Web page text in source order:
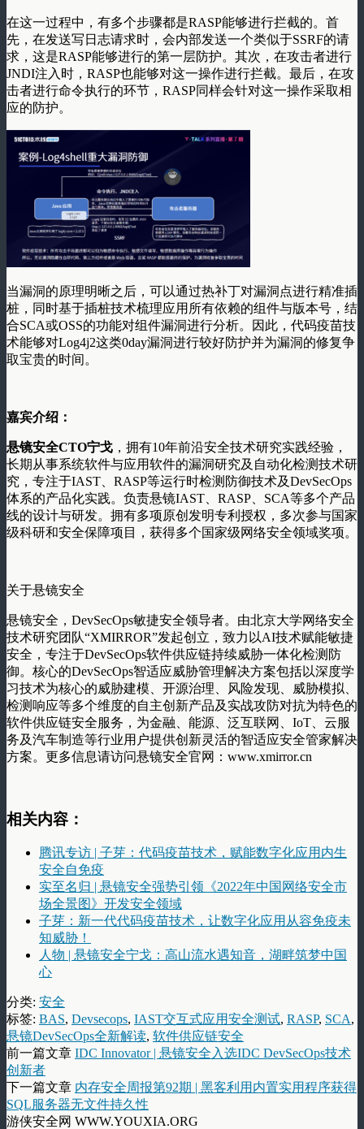
在这一过程中，有多个步骤都是RASP能够进行拦截的。首
先，在发送写日志请求时，会内部发送一个类似于SSRF的请
求，这是RASP能够进行的第一层防护。其次，在攻击者进行
JNDI注入时，RASP也能够对这一操作进行拦截。最后，在攻
击者进行命令执行的环节，RASP同样会针对这一操作采取相
应的防护。
当漏洞的原理明晰之后，可以通过热补丁对漏洞点进行精准插
桩，同时基于插桩技术梳理应用所有依赖的组件与版本号，结
合SCA或OSS的功能对组件漏洞进行分析。因此，代码疫苗技
术能够对Log4j2这类0day漏洞进行较好防护并为漏洞的修复争
取宝贵的时间。
嘉宾介绍：
悬镜安全CTO宁戈 ，拥有10年前沿安全技术研究实践经验，
长期从事系统软件与应用软件的漏洞研究及自动化检测技术研
究，专注于IAST、RASP等运行时检测防御技术及DevSecOps
体系的产品化实践。负责悬镜IAST、RASP、SCA等多个产品
线的设计与研发。拥有多项原创发明专利授权，多次参与国家
级科研和安全保障项目，获得多个国家级网络安全领域奖项。
关于悬镜安全
悬镜安全，DevSecOps敏捷安全领导者。由北京大学网络安全
技术研究团队“XMIRROR”发起创立，致力以AI技术赋能敏捷
安全，专注于DevSecOps软件供应链持续威胁一体化检测防
御。核心的DevSecOps智适应威胁管理解决方案包括以深度学
习技术为核心的威胁建模、开源治理、风险发现、威胁模拟、
检测响应等多个维度的自主创新产品及实战攻防对抗为特色的
软件供应链安全服务，为金融、能源、泛互联网、IoT、云服
务及汽车制造等行业用户提供创新灵活的智适应安全管家解决
方案。更多信息请访问悬镜安全官网：www.xmirror.cn
相关内容：
腾讯专访 | 子芽：代码疫苗技术，赋能数字化应用内生
安全自免疫
实至名归 | 悬镜安全强势引领《2022年中国网络安全市
场全景图》开发安全领域
子芽：新一代代码疫苗技术，让数字化应用从容免疫未
知威胁！
人物 | 悬镜安全宁戈：高山流水遇知音，湖畔筑梦中国
心
分类: 安全
标签: BAS, Devsecops, IAST交互式应用安全测试, RASP, SCA,
悬镜DevSecOps全新解读, 软件供应链安全
前一篇文章 IDC Innovator | 悬镜安全入选IDC DevSecOps技术
创新者
下一篇文章 内存安全周报第92期 | 黑客利用内置实用程序获得
SQL服务器无文件持久性
游侠安全网 WWW.YOUXIA.ORG